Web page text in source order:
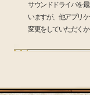
サウンドドライバを
いますが、他アプリ
変更をしていただく